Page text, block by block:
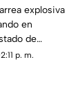
en el
sabe
explosiva
en
de
el
p. m.